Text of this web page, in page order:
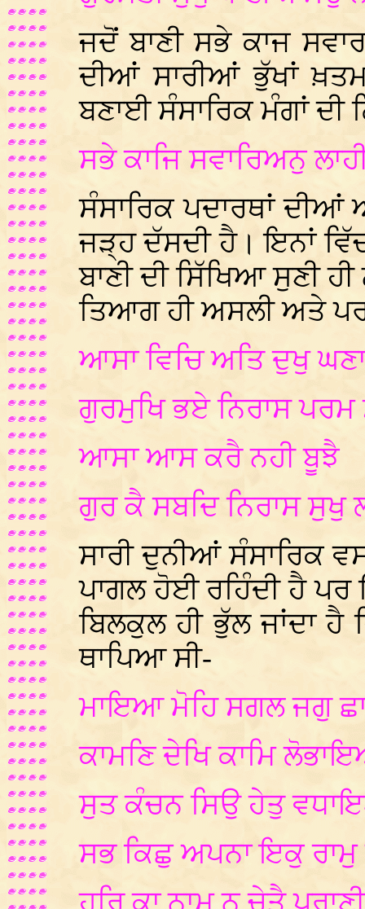
ਜਦੋਂ ਬਾਣੀ ਸਭੇ ਕਾਜ
ਦੀਆਂ ਸਾਰੀਆਂ ਭੁੱਖਾਂ
ਬਣਾਈ ਸੰਸਾਰਿਕ ਮੰਗਾਂ ਦੀ
ਸਭੇ ਕਾਜਿ ਸਵਾਰਿਅਨੁ
ਸੰਸਾਰਿਕ ਪਦਾਰਥਾਂ ਦੀਆਂ
ਜੜ੍ਹ ਦੱਸਦੀ ਹੈ। ਇਨਾਂ
ਬਾਣੀ ਦੀ ਸਿੱਖਿਆ ਸੁਣੀ
ਤਿਆਗ ਹੀ ਅਸਲੀ ਅਤੇ
ਆਸਾ ਵਿਚਿ ਅਤਿ ਦੁਖੁ
ਗੁਰਮੁਖਿ ਭਏ ਨਿਰਾਸ
ਆਸਾ ਆਸ ਕਰੈ ਨਹੀ ਬੂਝੈ
ਗੁਰ ਕੈ ਸਬਦਿ ਨਿਰਾਸ ਸੁਖੁ
ਸਾਰੀ ਦੁਨੀਆਂ ਸੰਸਾਰਿਕ
ਪਾਗਲ ਹੋਈ ਰਹਿੰਦੀ ਹੈ
ਬਿਲਕੁਲ ਹੀ ਭੁੱਲ ਜਾਂਦਾ ਹੈ
ਥਾਪਿਆ ਸੀ-
ਮਾਇਆ ਮੋਹਿ ਸਗਲ ਜਗੁ
ਕਾਮਣਿ ਦੇਖਿ ਕਾਮਿ
ਸੁਤ ਕੰਚਨ ਸਿਉ ਹੇਤੁ
ਸਭ ਕਿਛੁ ਅਪਨਾ ਇਕੁ
ਹਰਿ ਕਾ ਨਾਮੁ ਨ ਚੇਤੈ